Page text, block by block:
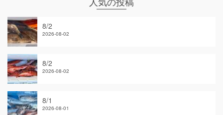
人気の投稿
8/2
2026-08-02
8/2
2026-08-02
8/1
2026-08-01